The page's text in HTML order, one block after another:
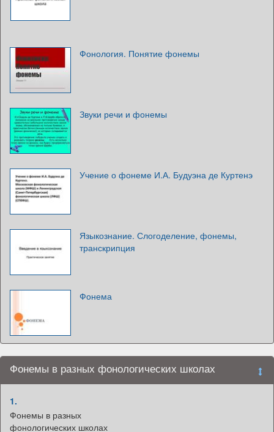
Фонология. Понятие фонемы
Звуки речи и фонемы
Учение о фонеме И.А. Будуэна де Куртенэ
Языкознание. Слогоделение, фонемы,
транскрипция
Фонема
Фонемы в разных фонологических школах
1.
Фонемы в разных
фонологических школах